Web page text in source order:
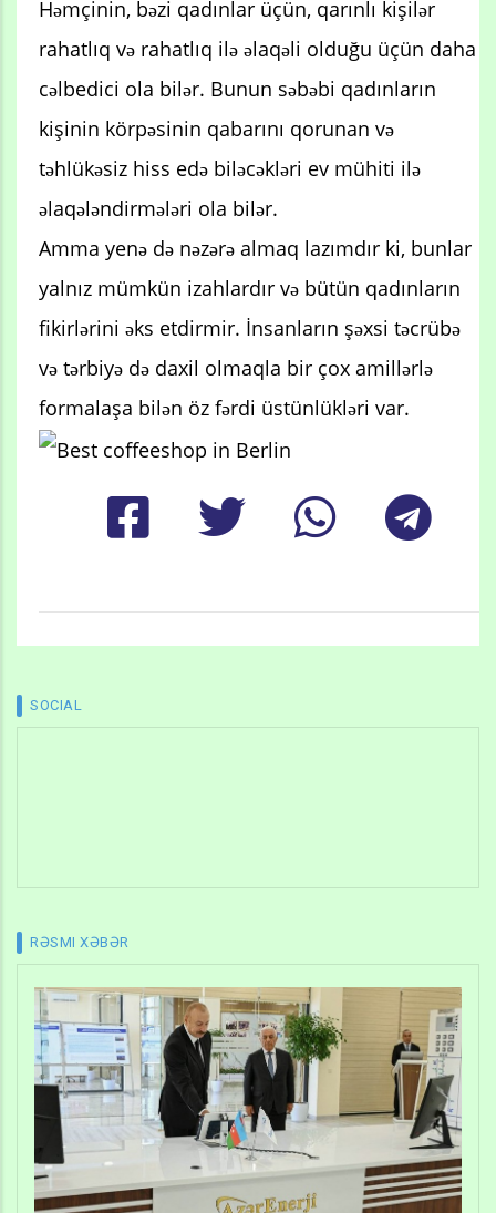
Həmçinin, bəzi qadınlar üçün, qarınlı kişilər
rahatlıq və rahatlıq ilə əlaqəli olduğu üçün daha
cəlbedici ola bilər. Bunun səbəbi qadınların
kişinin körpəsinin qabarını qorunan və
təhlükəsiz hiss edə biləcəkləri ev mühiti ilə
əlaqələndirmələri ola bilər.
Amma yenə də nəzərə almaq lazımdır ki, bunlar
yalnız mümkün izahlardır və bütün qadınların
fikirlərini əks etdirmir. İnsanların şəxsi təcrübə
və tərbiyə də daxil olmaqla bir çox amillərlə
formalaşa bilən öz fərdi üstünlükləri var.
SOCIAL
RƏSMI XƏBƏR